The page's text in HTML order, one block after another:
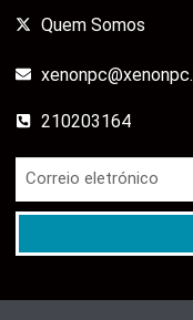
Quem Somos
210203164